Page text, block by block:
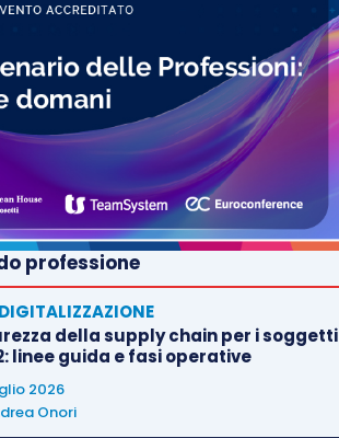
professione
della supply chain per i soggetti
linee guida e fasi operative
2026
Onori